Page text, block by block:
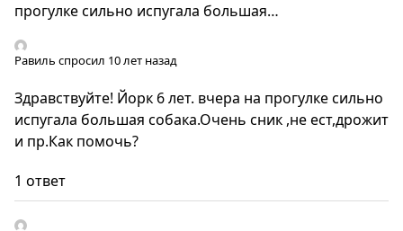
прогулке сильно испугала большая…
Равиль спросил 10 лет назад
Здравствуйте! Йорк 6 лет. вчера на прогулке сильно
испугала большая собака.Очень сник ,не ест,дрожит
и пр.Как помочь?
1 ответ